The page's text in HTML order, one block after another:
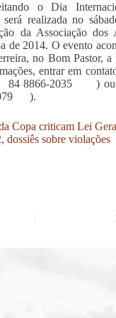
o Dia
realizada no
da Associação dos
de 2014. O evento
no Bom Pastor, a
entrar em
2035 ) ou
).
Copa criticam Lei
dossiês sobre violações